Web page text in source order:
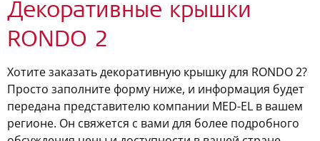
Декоративные крышки
RONDO 2
Хотите заказать декоративную крышку для RONDO 2?
Просто заполните форму ниже, и информация будет
передана представителю компании MED-EL в вашем
регионе. Он свяжется с вами для более подробного